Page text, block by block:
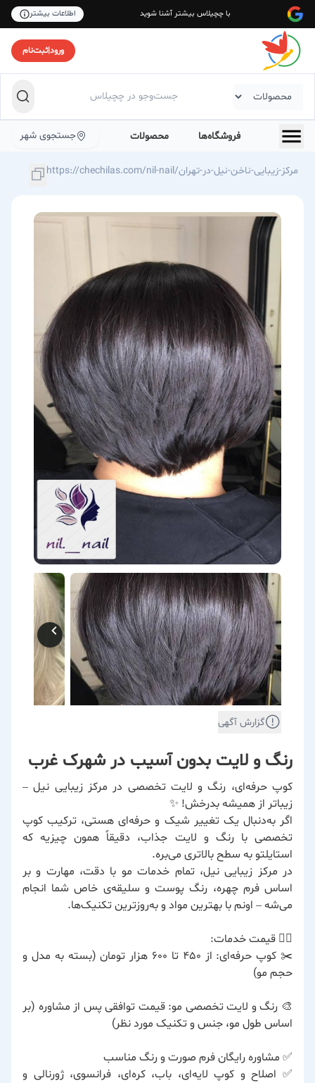
با چچیلاس بیشتر آشنا شوید اطلاعات بیشتر
ورود|ثبت‌نام
فروشگاه‌ها محصولات جستجوی شهر
https://chechilas.com/nil-nail/مرکز-زیبایی-ناخن-نیل-در-تهران
گزارش آگهی
رنگ و لایت بدون آسیب در شهرک غرب
کوپ حرفه‌ای، رنگ و لایت تخصصی در مرکز زیبایی نیل –
زیباتر از همیشه بدرخش! ✨
اگر به‌دنبال یک تغییر شیک و حرفه‌ای هستی، ترکیب کوپ
تخصصی با رنگ و لایت جذاب، دقیقاً همون چیزیه که
استایلتو به سطح بالاتری می‌بره.
در مرکز زیبایی نیل، تمام خدمات مو با دقت، مهارت و بر
اساس فرم چهره، رنگ پوست و سلیقه‌ی خاص شما انجام
می‌شه – اونم با بهترین مواد و به‌روزترین تکنیک‌ها.
💇‍♀️ قیمت خدمات:
✂️ کوپ حرفه‌ای: از ۴۵۰ تا ۶۰۰ هزار تومان (بسته به مدل و
حجم مو)
🎨 رنگ و لایت تخصصی مو: قیمت توافقی پس از مشاوره (بر
اساس طول مو، جنس و تکنیک مورد نظر)
✅ مشاوره رایگان فرم صورت و رنگ مناسب
✅ اصلاح و کوپ لایه‌ای، باب، کره‌ای، فرانسوی، ژورنالی و